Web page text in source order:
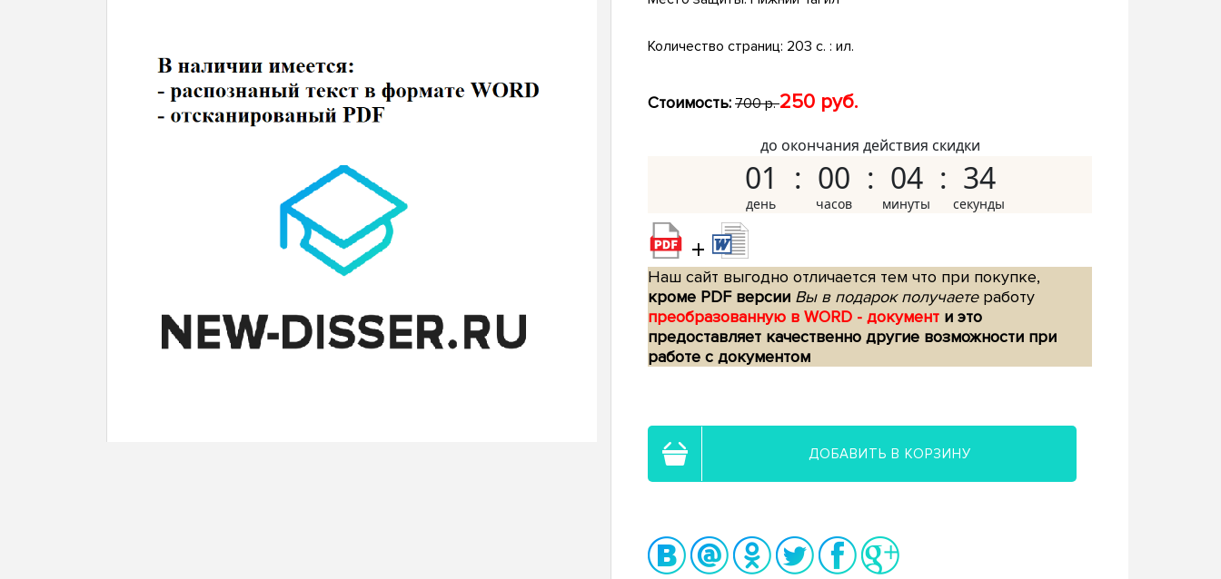
Количество страниц: 203 с. : ил.
Стоимость: 700 р.250 руб.
до окончания действия скидки
01 00 04 33
+
Наш сайт выгодно отличается тем что при покупке,
кроме PDF версии Вы в подарок получаетеработу
преобразованную в WORD - документ и это
предоставляет качественно другие возможности при
работе с документом
ДОБАВИТЬ В КОРЗИНУ